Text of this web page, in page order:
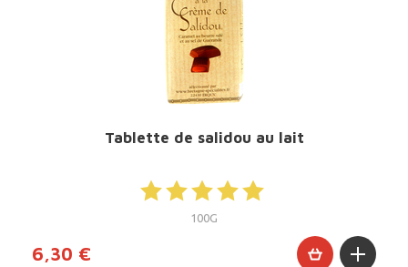
Tablette de salidou au lait
100G
6,30 €